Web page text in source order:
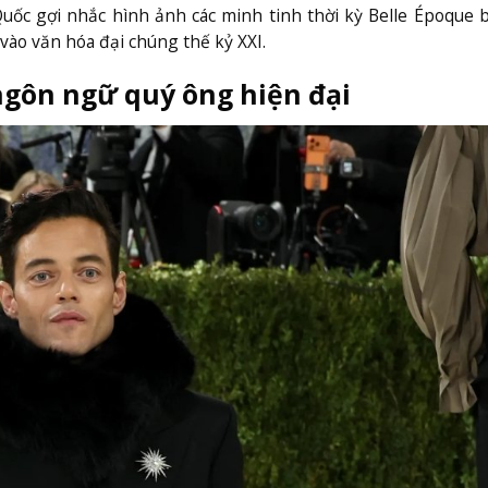
gợi nhắc hình ảnh các minh tinh thời kỳ Belle Époque
văn hóa đại chúng thế kỷ XXI.
ngữ quý ông hiện đại